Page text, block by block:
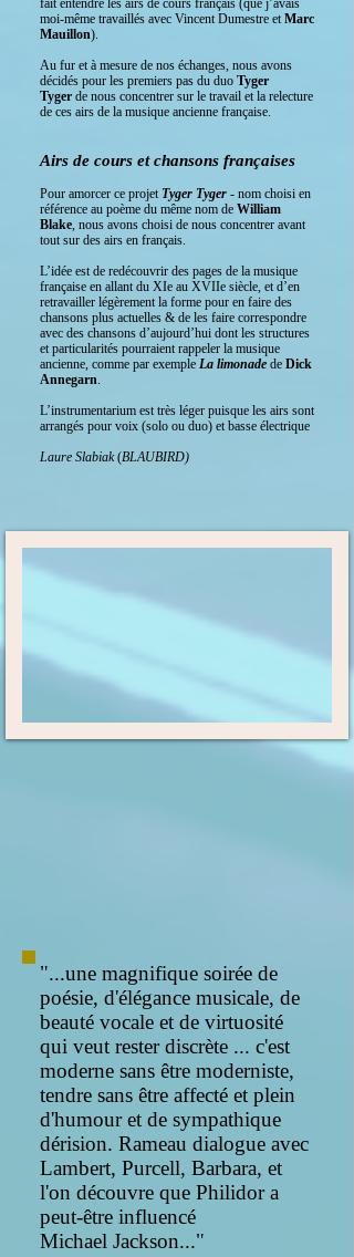
fait entendre les airs de cours français (que j’avais
moi-même travaillés avec Vincent Dumestre etMarc
Mauillon).
Au fur et à mesure de nos échanges, nous avons
décidés pour les premiers pas du duo Tyger
Tyger de nous concentrer sur le travail et la relecture
de ces airs de la musique ancienne française.
Airs de cours et chansons françaises
Pour amorcer ce projet Tyger Tyger - nom choisi en
référence au poème du même nom de William
Blake, nous avons choisi de nous concentrer avant
tout sur des airs en français.
L’idée est de redécouvrir des pages de la musique
française en allant du XIe au XVIIe siècle, et d’en
retravailler légèrement la forme pour en faire des
chansons plus actuelles & de les faire correspondre
avec des chansons d’aujourd’hui dont les structures
et particularités pourraient rappeler la musique
ancienne, comme par exemple La limonade de Dick
Annegarn.
L’instrumentarium est très léger puisque les airs sont
arrangés pour voix (solo ou duo) et basse électrique
Laure Slabiak(BLAUBIRD)
"...une magnifique soirée de
poésie, d'élégance musicale, de
beauté vocale et de virtuosité
qui veut rester discrète ... c'est
moderne sans être moderniste,
tendre sans être affecté et plein
d'humour et de sympathique
dérision. Rameau dialogue avec
Lambert, Purcell, Barbara, et
l'on découvre que Philidor a
peut-être influencé
Michael Jackson..."